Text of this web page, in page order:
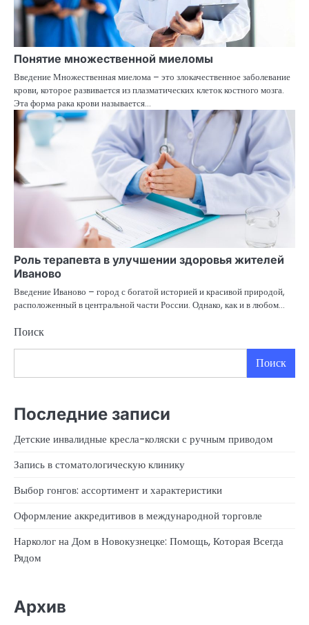
Понятие множественной миеломы
Введение Множественная миелома – это злокачественное заболевание
крови, которое развивается из плазматических клеток костного мозга.
Эта форма рака крови называется…
Роль терапевта в улучшении здоровья жителей
Иваново
Введение Иваново – город с богатой историей и красивой природой,
расположенный в центральной части России. Однако, как и в любом…
Поиск
Поиск
Последние записи
Детские инвалидные кресла-коляски с ручным приводом
Запись в стоматологическую клинику
Выбор гонгов: ассортимент и характеристики
Оформление аккредитивов в международной торговле
Нарколог на Дом в Новокузнецке: Помощь, Которая Всегда
Рядом
Архив